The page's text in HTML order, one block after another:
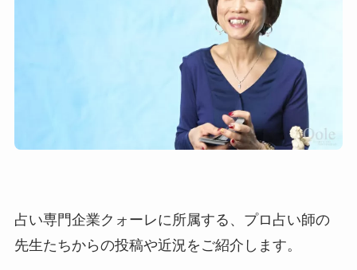
占い専門企業クォーレに所属する、プロ占い師の
先生たちからの投稿や近況をご紹介します。